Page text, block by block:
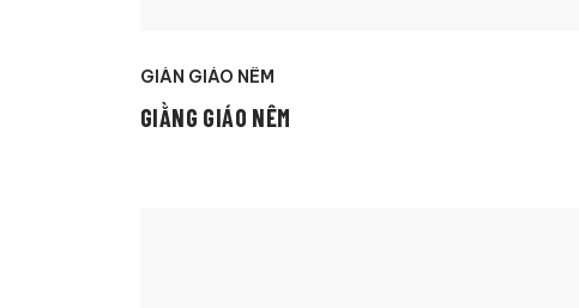
GIÀN GIÁO NÊM
GIẰNG GIÁO NÊM